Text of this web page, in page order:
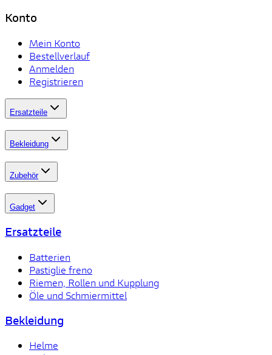
Konto
Mein Konto
Bestellverlauf
Anmelden
Registrieren
Ersatzteile
Bekleidung
Zubehör
Gadget
Ersatzteile
Batterien
Pastiglie freno
Riemen, Rollen und Kupplung
Öle und Schmiermittel
Bekleidung
Helme